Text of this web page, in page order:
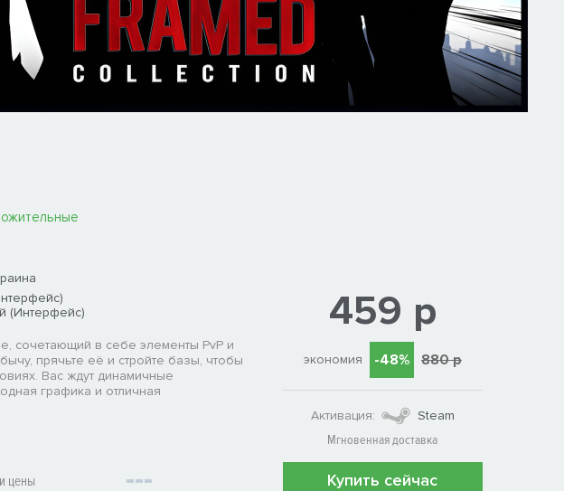
(Интерфейс)
сочетающий в себе элементы PvP и
прячьте её и стройте базы, чтобы
Вас ждут динамичные
графика и отличная
цены
459 р
экономия -48% 880 р
Активация:
Steam
Мгновенная доставка
Купить сейчас